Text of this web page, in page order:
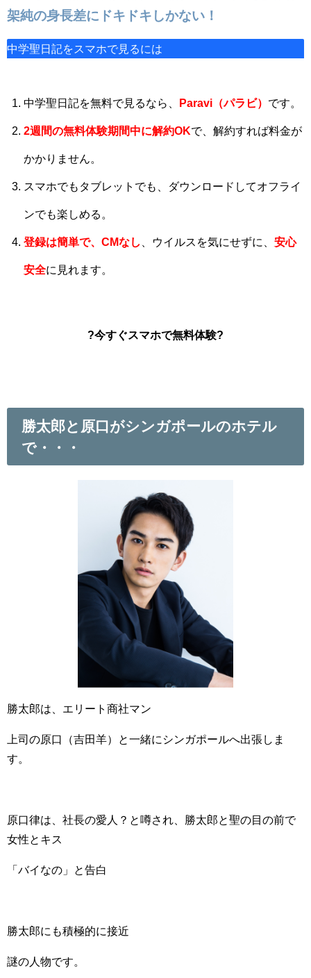
架純の身長差にドキドキしかない！
中学聖日記をスマホで見るには
中学聖日記を無料で見るなら、 Paravi（パラビ） です。
2週間の無料体験期間中に解約OKで、解約すれば料金が
かかりません。
スマホでもタブレットでも、ダウンロードしてオフライ
ンでも楽しめる。
登録は簡単で、CMなし 、ウイルスを気にせずに、 安心
安全に見れます。
?今すぐスマホで無料体験?
勝太郎と原口がシンガポールのホテル
で・・・
勝太郎は、エリート商社マン
上司の原口（吉田羊）と一緒にシンガポールへ出張しま
す。
原口律は、社長の愛人？と噂され、勝太郎と聖の目の前で
女性とキス
「バイなの」と告白
勝太郎にも積極的に接近
謎の人物です。